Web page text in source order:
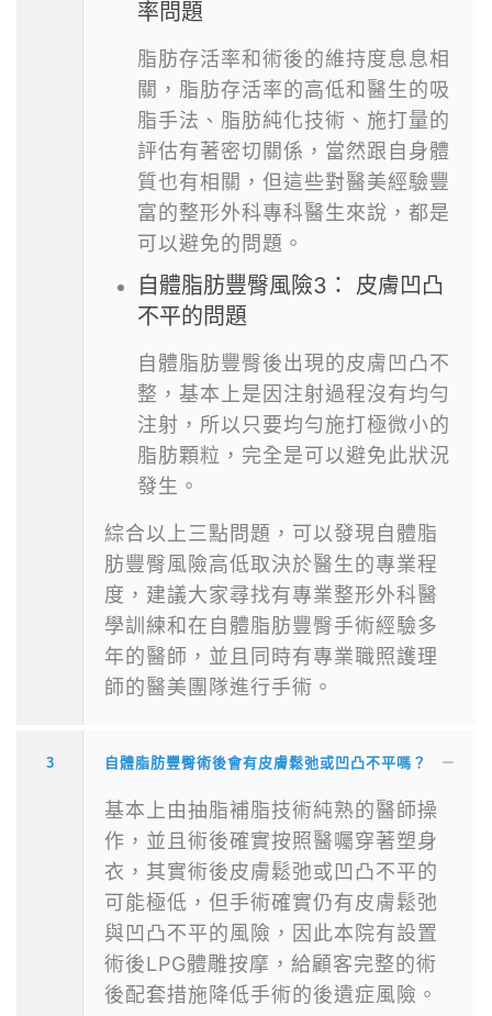
率問題
脂肪存活率和術後的維持度息息相
關，脂肪存活率的高低和醫生的吸
脂手法、脂肪純化技術、施打量的
評估有著密切關係，當然跟自身體
質也有相關，但這些對醫美經驗豐
富的整形外科專科醫生來說，都是
可以避免的問題。
自體脂肪豐臀風險3： 皮膚凹凸
不平的問題
自體脂肪豐臀後出現的皮膚凹凸不
整，基本上是因注射過程沒有均勻
注射，所以只要均勻施打極微小的
脂肪顆粒，完全是可以避免此狀況
發生。
綜合以上三點問題，可以發現自體脂
肪豐臀風險高低取決於醫生的專業程
度，建議大家尋找有專業整形外科醫
學訓練和在自體脂肪豐臀手術經驗多
年的醫師，並且同時有專業職照護理
師的醫美團隊進行手術。
3 自體脂肪豐臀術後會有皮膚鬆弛或凹凸不平嗎？
基本上由抽脂補脂技術純熟的醫師操
作，並且術後確實按照醫囑穿著塑身
衣，其實術後皮膚鬆弛或凹凸不平的
可能極低，但手術確實仍有皮膚鬆弛
與凹凸不平的風險，因此本院有設置
術後LPG體雕按摩，給顧客完整的術
後配套措施降低手術的後遺症風險。